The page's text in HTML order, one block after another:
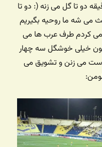
دو تا گل می زنه (: دو تا
می شه ما روحیه بگیریم
می کردم طرف عرب ها می
خیلی خوشگل سه چهار
می زنن و تشویق می